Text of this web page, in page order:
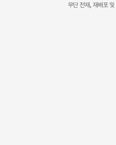
무단 전재, 재배포